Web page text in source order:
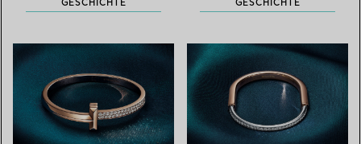
GESCHICHTE
GESCHICHTE